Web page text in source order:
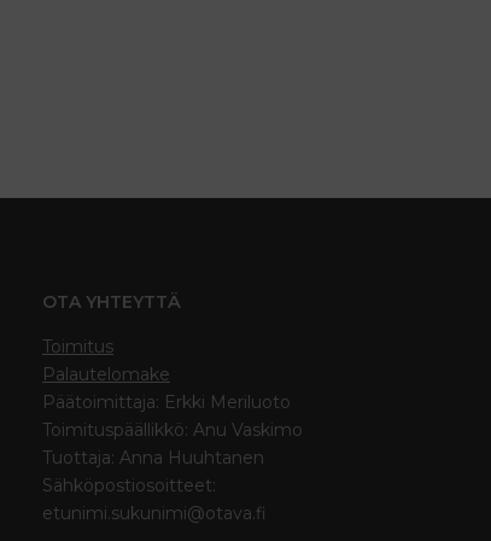
OTA YHTEYTTÄ
Toimitus
Palautelomake
Päätoimittaja: Erkki Meriluoto
Toimituspäällikkö: Anu Vaskimo
Tuottaja: Anna Huuhtanen
Sähköpostiosoitteet:
etunimi.sukunimi@otava.fi